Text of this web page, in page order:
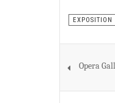
EXPOSITION
Opera